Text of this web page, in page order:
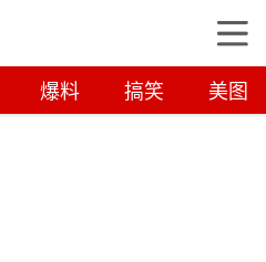
爆料 搞笑 美图